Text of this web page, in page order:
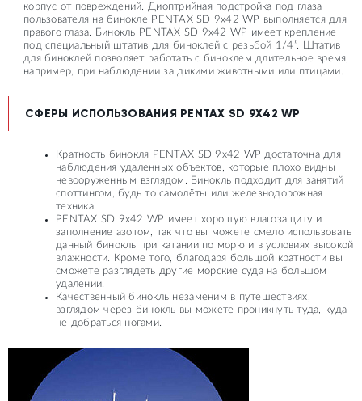
корпус от повреждений. Диоптрийная подстройка под глаза
пользователя на бинокле PENTAX SD 9x42 WP выполняется для
правого глаза. Бинокль PENTAX SD 9x42 WP имеет крепление
под специальный штатив для биноклей с резьбой 1/4”. Штатив
для биноклей позволяет работать с биноклем длительное время,
например, при наблюдении за дикими животными или птицами.
СФЕРЫ ИСПОЛЬЗОВАНИЯ PENTAX SD 9X42 WP
Кратность бинокля PENTAX SD 9x42 WP достаточна для
наблюдения удаленных объектов, которые плохо видны
невооруженным взглядом. Бинокль подходит для занятий
споттингом, будь то самолёты или железнодорожная
техника.
PENTAX SD 9x42 WP имеет хорошую влагозащиту и
заполнение азотом, так что вы можете смело использовать
данный бинокль при катании по морю и в условиях высокой
влажности. Кроме того, благодаря большой кратности вы
сможете разглядеть другие морские суда на большом
удалении.
Качественный бинокль незаменим в путешествиях,
взглядом через бинокль вы можете проникнуть туда, куда
не добраться ногами.